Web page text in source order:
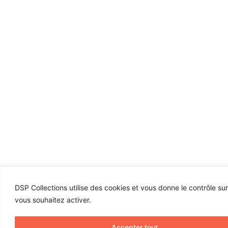
DSP Collections utilise des cookies et vous donne le contrôle
vous souhaitez activer.